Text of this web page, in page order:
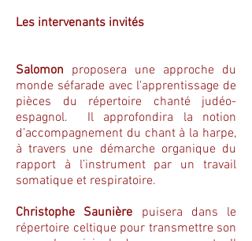
Les intervenants invités
Salomon proposera une approche du
monde séfarade avec l'apprentissage de
pièces du répertoire chanté judéo-
espagnol. Il approfondira la notion
d’accompagnement du chant à la harpe,
à travers une démarche organique du
rapport à l’instrument par un travail
somatique et respiratoire.
Christophe Saunière puisera dans le
répertoire celtique pour transmettre son